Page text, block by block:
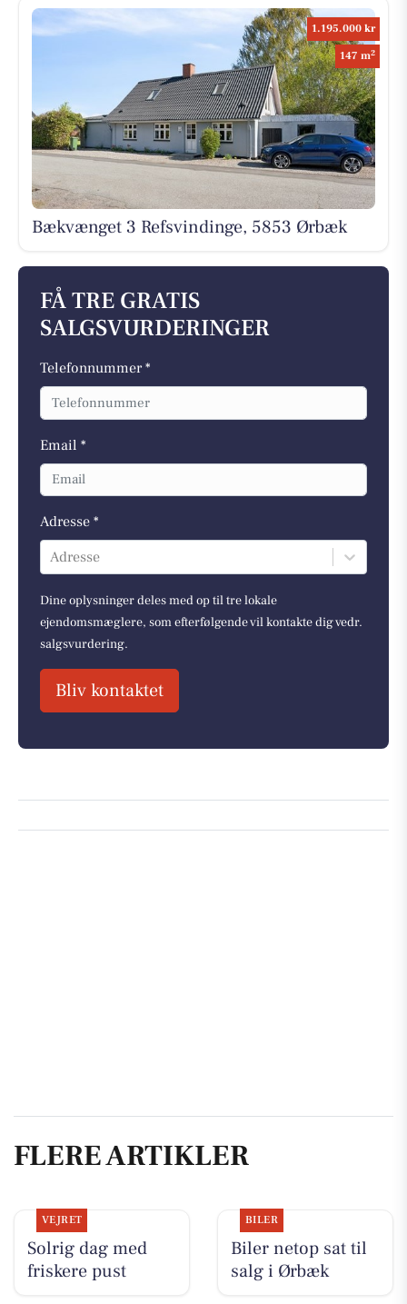
1.195.000 kr
147 m2
Bækvænget 3 Refsvindinge, 5853 Ørbæk
FÅ TRE GRATIS
SALGSVURDERINGER
Telefonnummer *
Email *
Adresse *
Adresse
Dine oplysninger deles med op til tre lokale
ejendomsmæglere, som efterfølgende vil kontakte dig vedr.
salgsvurdering.
Bliv kontaktet
FLERE ARTIKLER
VEJRET
Solrig dag med
friskere pust
BILER
Biler netop sat til
salg i Ørbæk